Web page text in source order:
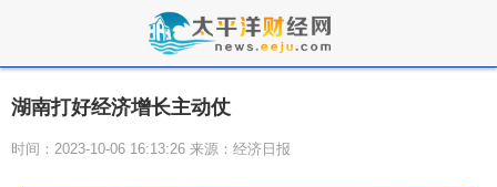
湖南打好经济增长主动仗
时间：2023-10-06 16:13:26 来源：经济日报